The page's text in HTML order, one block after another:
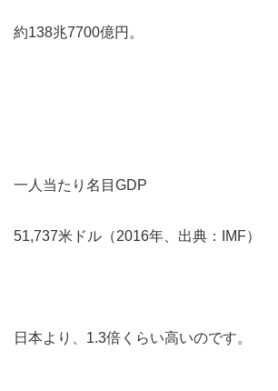
約138兆7700億円。
一人当たり名目GDP
51,737米ドル（2016年、出典：IMF）
日本より、1.3倍くらい高いのです。